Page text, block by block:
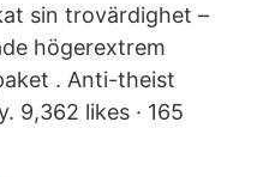
sin trovärdighet –
högerextrem
. Anti-theist
9,362 likes · 165